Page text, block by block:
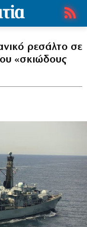
ρεσάλτο σε
«σκιώδους